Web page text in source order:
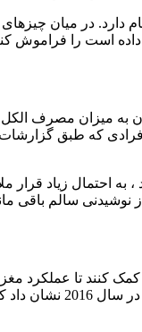
در میان
است را فراموش
به میزان مصرف الکل
زیاد قرار
نوشیدنی سالم